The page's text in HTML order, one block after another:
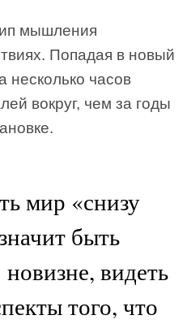
мышления
Попадая в новый
несколько часов
вокруг, чем за годы
мир «снизу
быть
видеть
того, что